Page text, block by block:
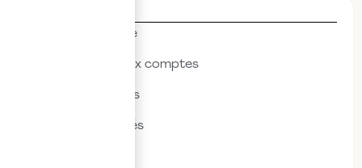
Actualités & veille
Commissariat aux comptes
Droit des affaires
Droit des sociétés